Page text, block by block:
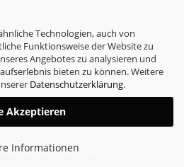
Technologien, auch von
Funktionsweise der Website zu
Angebotes zu analysieren und
bieten zu können. Weitere
Datenschutzerklärung.
Akzeptieren
Informationen